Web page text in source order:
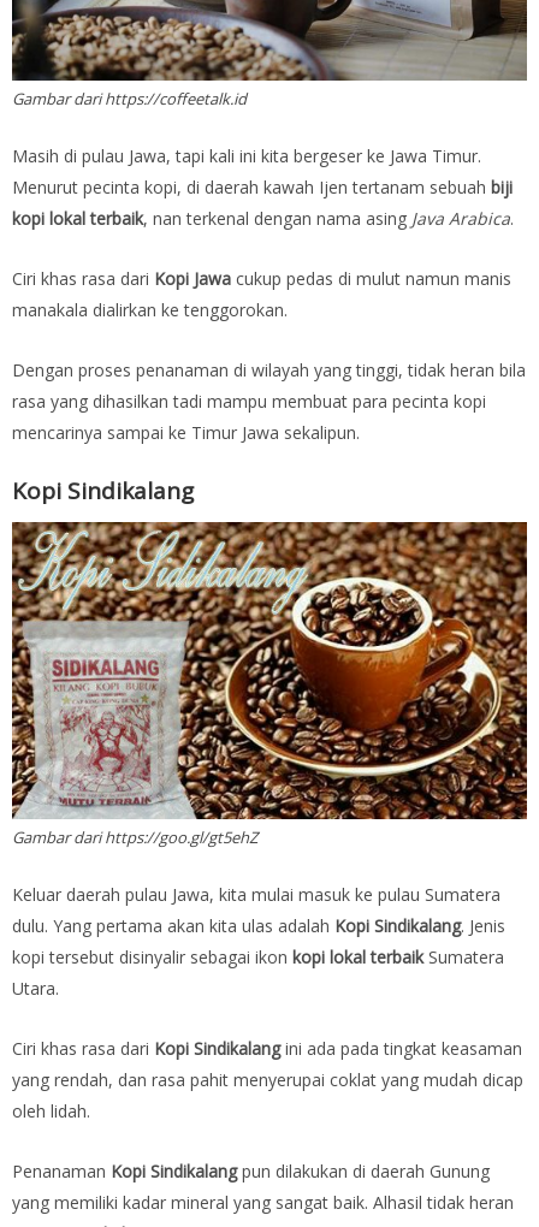
Gambar dari https://coffeetalk.id
Masih di pulau Jawa, tapi kali ini kita bergeser ke Jawa Timur.
Menurut pecinta kopi, di daerah kawah Ijen tertanam sebuah biji
kopi lokal terbaik, nan terkenal dengan nama asing Java Arabica.
Ciri khas rasa dari Kopi Jawa cukup pedas di mulut namun manis
manakala dialirkan ke tenggorokan.
Dengan proses penanaman di wilayah yang tinggi, tidak heran bila
rasa yang dihasilkan tadi mampu membuat para pecinta kopi
mencarinya sampai ke Timur Jawa sekalipun.
Kopi Sindikalang
Gambar dari https://goo.gl/gt5ehZ
Keluar daerah pulau Jawa, kita mulai masuk ke pulau Sumatera
dulu. Yang pertama akan kita ulas adalah Kopi Sindikalang. Jenis
kopi tersebut disinyalir sebagai ikon kopi lokal terbaikSumatera
Utara.
Ciri khas rasa dari Kopi Sindikalangini ada pada tingkat keasaman
yang rendah, dan rasa pahit menyerupai coklat yang mudah dicap
oleh lidah.
Penanaman Kopi Sindikalangpun dilakukan di daerah Gunung
yang memiliki kadar mineral yang sangat baik. Alhasil tidak heran